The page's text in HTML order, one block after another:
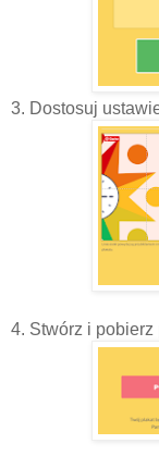
3. Dostosuj
4. Stwórz i pobierz